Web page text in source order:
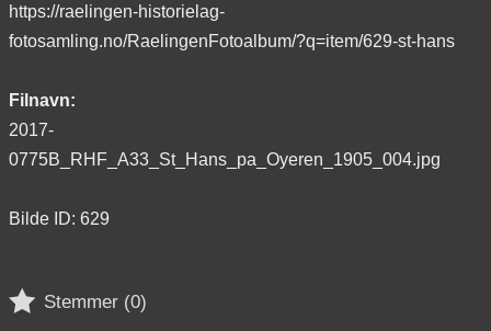
https://raelingen-historielag-
fotosamling.no/RaelingenFotoalbum/?q=item/629-st-hans
Filnavn:
2017-
0775B_RHF_A33_St_Hans_pa_Oyeren_1905_004.jpg
Bilde ID: 629
 Stemmer (0)